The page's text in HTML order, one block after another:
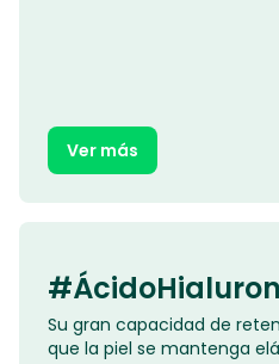
Ver más
Su gran capacidad de
que la piel se mantenga